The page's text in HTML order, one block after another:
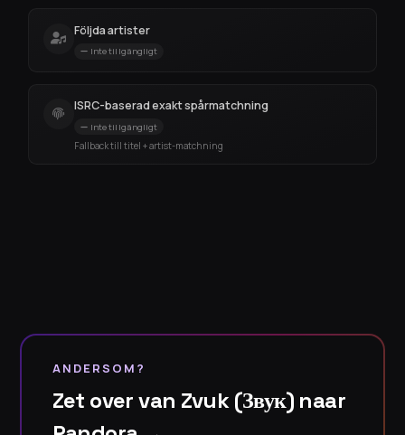
Följda artister
Inte tillgängligt
ISRC-baserad exakt spårmatchning
Inte tillgängligt
Fallback till titel + artist-matchning
ANDERSOM?
Zet over van Zvuk (Звук) naar